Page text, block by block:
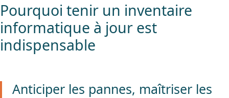
Pourquoi tenir un inventaire
informatique à jour est
indispensable
Anticiper les pannes, maîtriser les